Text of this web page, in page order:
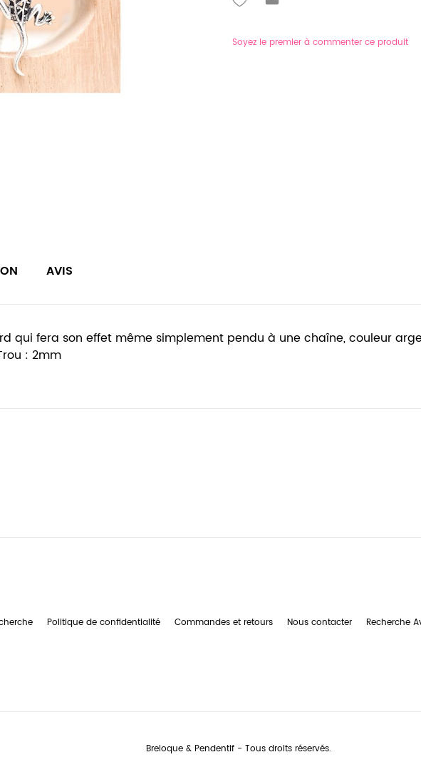
Soyez le premier à commenter ce produit
qui fera son effet même simplement pendu à une chaîne, couleur
: 2mm
AVIS
Politique de confidentialité Commandes et retours Nous contacter Recherche
Breloque & Pendentif - Tous droits réservés.